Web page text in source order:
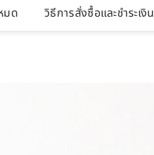
มด วิธีการสั่งซื้อและชำระเงิน